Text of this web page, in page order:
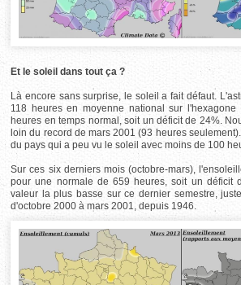
Et le soleil dans tout ça ?
Là encore sans surprise, le soleil a fait défaut.
118 heures en moyenne national sur
heures en temps normal, soit un déficit de 24%.
loin du record de mars 2001 (93 heures
du pays qui a peu vu le soleil avec moins de 100
Sur ces six derniers mois (octobre-mars),
pour une normale de 659 heures, soit un déficit
valeur la plus basse sur ce dernier semestre,
d'octobre 2000 à mars 2001, depuis 1946.